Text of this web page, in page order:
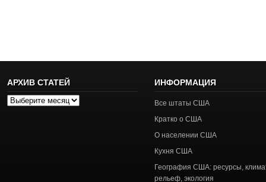
АРХИВ СТАТЕЙ
Архив
ИНФОРМАЦИЯ
Все штаты США
Кратко о США
О населении США
Кухня США
География США: ресурсы,
рельеф, экология